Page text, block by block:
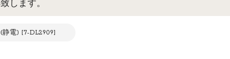
します。
電) [7-DL2909]